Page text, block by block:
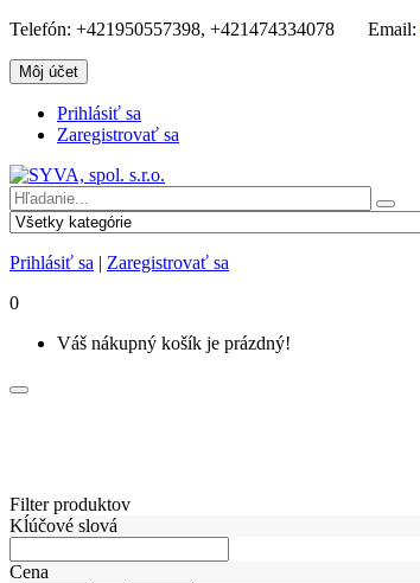
Telefón: +421950557398, +421474334078 Email:
Môj účet
Prihlásiť sa
Zaregistrovať sa
Prihlásiť sa | Zaregistrovať sa
0
Váš nákupný košík je prázdný!
Filter produktov
Kĺúčové slová
Cena